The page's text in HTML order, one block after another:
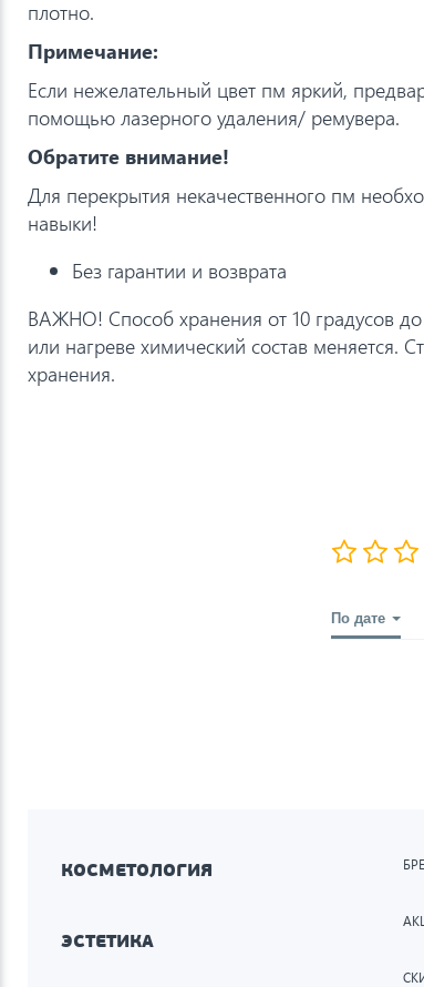
плотно.
Примечание:
Если нежелательный цвет пм яркий,
помощью лазерного удаления/ ремувера.
Обратите внимание!
Для перекрытия некачественного пм
навыки!
Без гарантии и возврата
ВАЖНО! Способ хранения от 10 градусов
или нагреве химический состав меняется.
хранения.
По дате
КОСМЕТОЛОГИЯ
ЭСТЕТИКА